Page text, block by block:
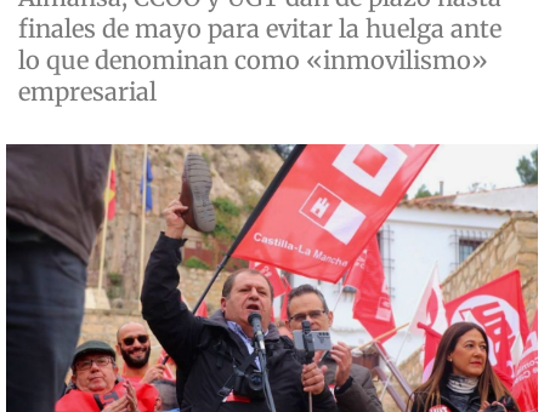
finales de mayo para evitar la huelga ante
lo que denominan como «inmovilismo»
empresarial